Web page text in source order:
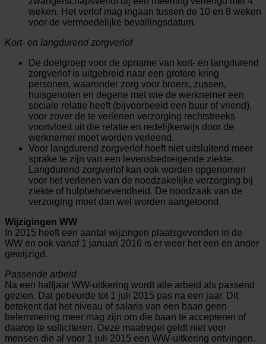
weken. Het verlof mag ingaan tussen de 10 en 8 weken
voor de vermoedelijke bevallingsdatum.
Kort- en langdurend zorgverlof
De doelgroep voor de opname van kort- en langdurend
zorgverlof is uitgebreid naar een grotere kring
personen, waaronder zorg voor broers, zussen,
huisgenoten en degene met wie de werknemer een
sociale relatie heeft (bijvoorbeeld een buur of vriend),
voor zover de te verlenen verzorging rechtstreeks
voortvloeit uit die relatie en redelijkerwijs door de
werknemer moet worden verleend.
Voor langdurend zorgverlof hoeft niet uitsluitend meer
sprake te zijn van een levensbedreigende ziekte.
Langdurend zorgverlof kan ook worden opgenomen
voor het verlenen van de noodzakelijke verzorging bij
ziekte of hulpbehoevendheid. De noodzaak van de
verzorging moet dan wel worden aangetoond.
Wijzigingen WW
In 2015 heeft een aantal wijzingen plaatsgevonden in de
WW en ook vanaf 1 januari 2016 is er weer het een en ander
gewijzigd.
Passende arbeid
Na een halfjaar WW-uitkering wordt alle arbeid als passend
gezien. Dat gebeurde tot 1 juli 2015 pas na een jaar. Dit
betekent dat het niveau of salaris van een baan geen
belemmering meer mag zijn om die baan te accepteren of
daarop te solliciteren. Deze maatregel geldt niet voor
mensen die al voor 1 juli 2015 een WW-uitkering ontvingen.